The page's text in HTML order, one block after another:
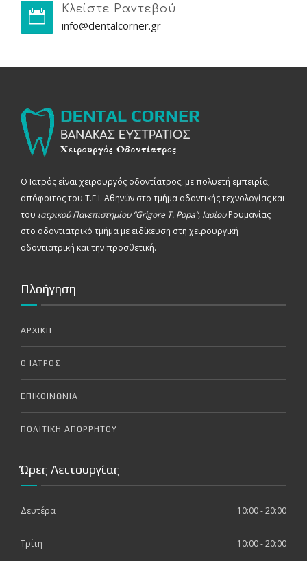
Κλείστε Ραντεβού
info@dentalcorner.gr
Ο Ιατρός είναι χειρουργός οδοντίατρος, με πολυετή εμπειρία,
απόφοιτος του Τ.Ε.Ι. Αθηνών στο τμήμα οδοντικής τεχνολογίας και
του ιατρικού Πανεπιστημίου “Grigore T. Popa”, ΙασίουΡουμανίας
στο οδοντιατρικό τμήμα με ειδίκευση στη χειρουργική
οδοντιατρική και την προσθετική.
Πλοήγηση
ΑΡΧΙΚΗ
Ο ΙΑΤΡΟΣ
ΕΠΙΚΟΙΝΩΝΙΑ
ΠΟΛΙΤΙΚΗ ΑΠΟΡΡΗΤΟΥ
Ώρες Λειτουργίας
Δευτέρα 10:00 - 20:00
Τρίτη 10:00 - 20:00